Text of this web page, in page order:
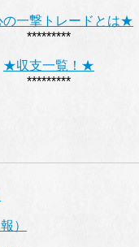
一撃トレードとは★
*********
★収支一覧！★
*********
）